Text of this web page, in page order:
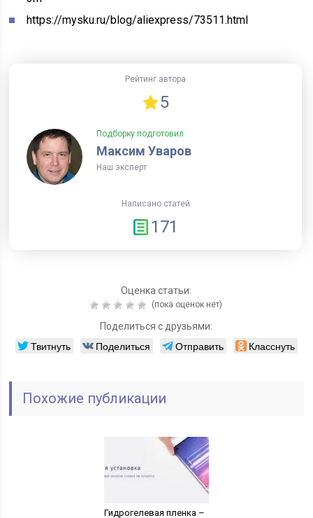
https://mysku.ru/blog/aliexpress/73511.html
Рейтинг автора
5
Подборку подготовил
Максим Уваров
Наш эксперт
Написано статей
171
Оценка статьи:
(пока оценок нет)
Поделиться с друзьями:
Твитнуть Поделиться Отправить Класснуть
Похожие публикации
Гидрогелевая пленка –